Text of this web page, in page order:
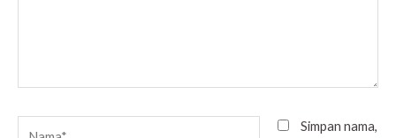
Simpan nama,